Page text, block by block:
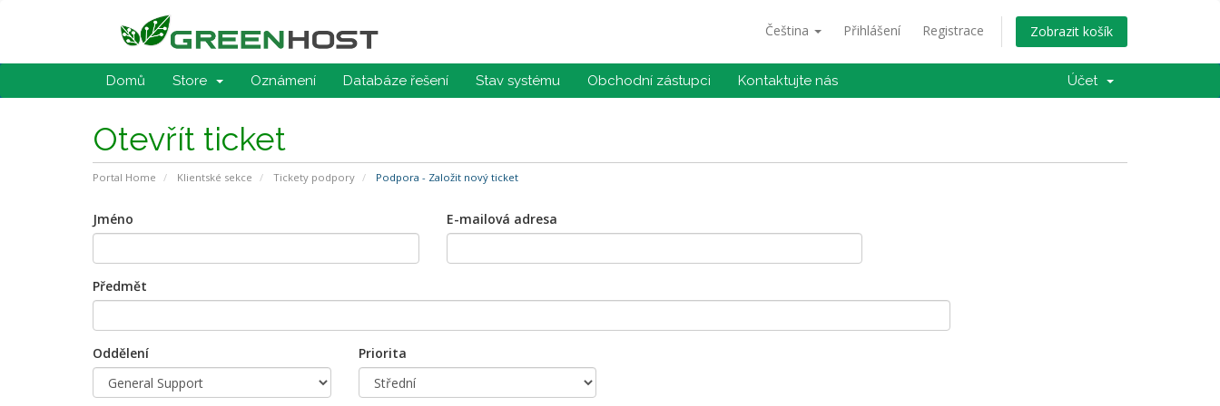
Čeština Přihlášení Registrace Zobrazit košík
Domů Store Oznámení Databáze řešení Stav systému Obchodní zástupci Kontaktujte nás Účet
Otevřít ticket
Portal Home Klientské sekce Tickety podpory Podpora - Založit nový ticket
Jméno E-mailová adresa
Předmět
Oddělení Priorita